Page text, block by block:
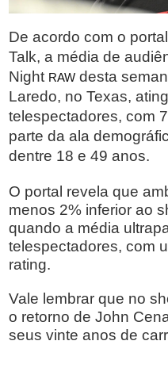
De acordo com o
Talk, a média de
Night RAW desta
Laredo, no Texas,
telespectadores, com
parte da ala
dentre 18 e 49 anos.
O portal revela que
menos 2% inferior ao
quando a média
telespectadores, com
rating.
Vale lembrar que no
o retorno de John
seus vinte anos de